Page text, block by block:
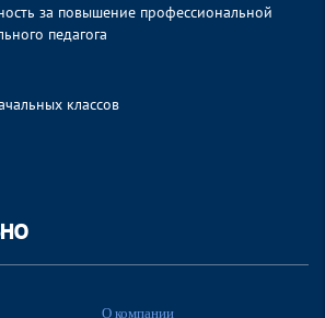
за повышение профессиональной
педагога
классов
О компании